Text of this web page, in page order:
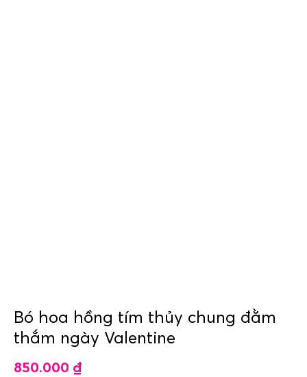
Bó hoa hồng tím thủy chung đằm
thắm ngày Valentine
850.000 ₫